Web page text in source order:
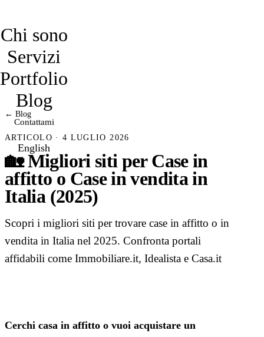
Chi sono
Servizi
Portfolio
Blog
Contattami
English
← Blog
ARTICOLO · 4 LUGLIO 2026
🏡 Migliori siti per Case in
affitto o Case in vendita in
Italia (2025)
Scopri i migliori siti per trovare case in affitto o in
vendita in Italia nel 2025. Confronta portali
affidabili come Immobiliare.it, Idealista e Casa.it
Cerchi casa in affitto o vuoi acquistare un